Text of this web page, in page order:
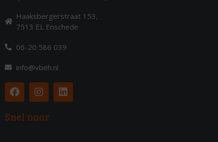
Haaksbergerstraat 153,
7513 EL Enschede
06-20 586 039
info@vbeh.nl
Snel naar